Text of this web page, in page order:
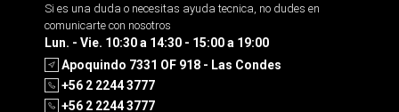
Si es una duda o necesitas ayuda tecnica, no dudes en
comunicarte con nosotros
Lun. - Vie. 10:30 a 14:30 - 15:00 a 19:00
Apoquindo 7331 OF 918 - Las Condes
+56 2 2244 3777
+56 2 2244 3777